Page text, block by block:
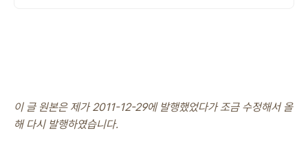
이 글 원본은 제가 2011-12-29에 발행했었다가 조금 수정해서 올
해 다시 발행하였습니다.